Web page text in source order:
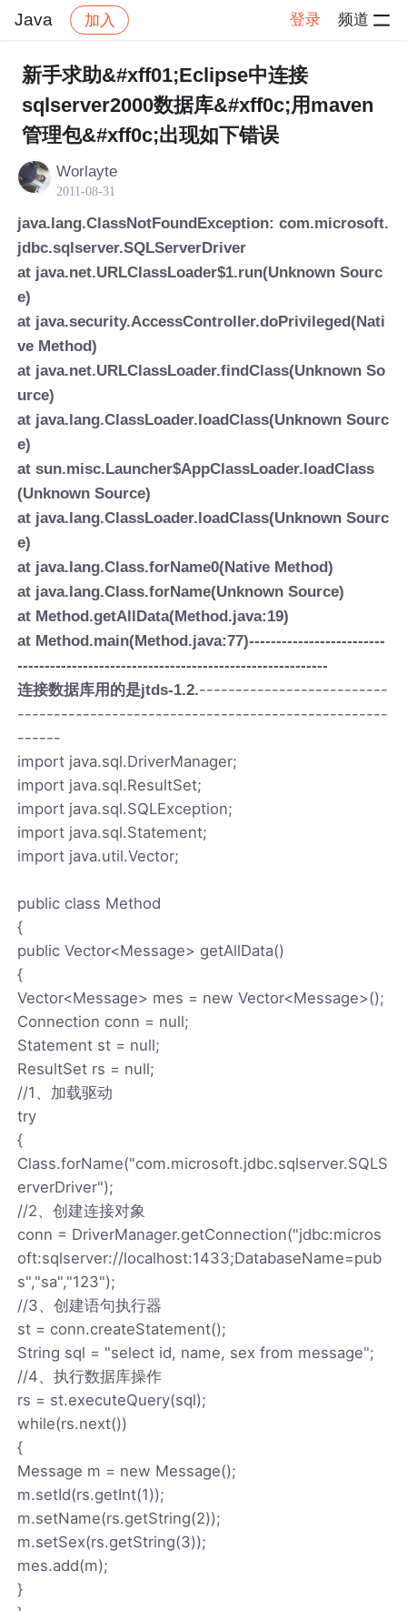
Java 加入 登录 频道
社区 Java 帖子详情
新手求助&#xff01;Eclipse中连接
sqlserver2000数据库&#xff0c;用maven
管理包&#xff0c;出现如下错误
Worlayte
2011-08-31
java.lang.ClassNotFoundException: com.microsoft.
jdbc.sqlserver.SQLServerDriver
at java.net.URLClassLoader$1.run(Unknown Sourc
e)
at java.security.AccessController.doPrivileged(Nati
ve Method)
at java.net.URLClassLoader.findClass(Unknown So
urce)
at java.lang.ClassLoader.loadClass(Unknown Sourc
e)
at sun.misc.Launcher$AppClassLoader.loadClass
(Unknown Source)
at java.lang.ClassLoader.loadClass(Unknown Sourc
e)
at java.lang.Class.forName0(Native Method)
at java.lang.Class.forName(Unknown Source)
at Method.getAllData(Method.java:19)
at Method.main(Method.java:77)-------------------------
---------------------------------------------------------
连接数据库用的是jtds-1.2.--------------------------
---------------------------------------------------
------
import java.sql.DriverManager;
import java.sql.ResultSet;
import java.sql.SQLException;
import java.sql.Statement;
import java.util.Vector;
public class Method
{
public Vector<Message> getAllData()
{
Vector<Message> mes = new Vector<Message>();
Connection conn = null;
Statement st = null;
ResultSet rs = null;
//1、加载驱动
try
{
Class.forName("com.microsoft.jdbc.sqlserver.SQLS
erverDriver");
//2、创建连接对象
conn = DriverManager.getConnection("jdbc:micros
oft:sqlserver://localhost:1433;DatabaseName=pub
s","sa","123");
//3、创建语句执行器
st = conn.createStatement();
String sql = "select id, name, sex from message";
//4、执行数据库操作
rs = st.executeQuery(sql);
while(rs.next())
{
Message m = new Message();
m.setId(rs.getInt(1));
m.setName(rs.getString(2));
m.setSex(rs.getString(3));
mes.add(m);
}